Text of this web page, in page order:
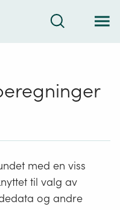
Søk
med en viss
til valg av
og andre